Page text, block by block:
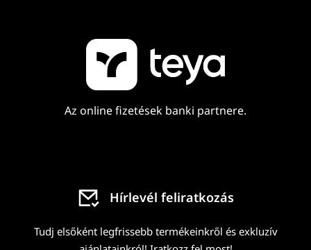
Az online fizetések banki partnere.
Hírlevél feliratkozás
Tudj elsőként legfrissebb termékeinkről és exkluzív